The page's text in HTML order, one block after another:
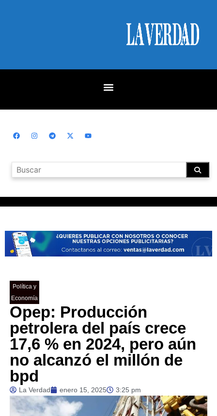
Política y
Economía
Opep: Producción
petrolera del país crece
17,6 % en 2024, pero aún
no alcanzó el millón de
bpd
La Verdad enero 15, 2025 3:25 pm